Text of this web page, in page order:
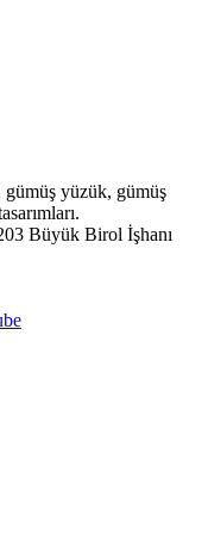
gümüş yüzük, gümüş
Büyük Birol İşhanı